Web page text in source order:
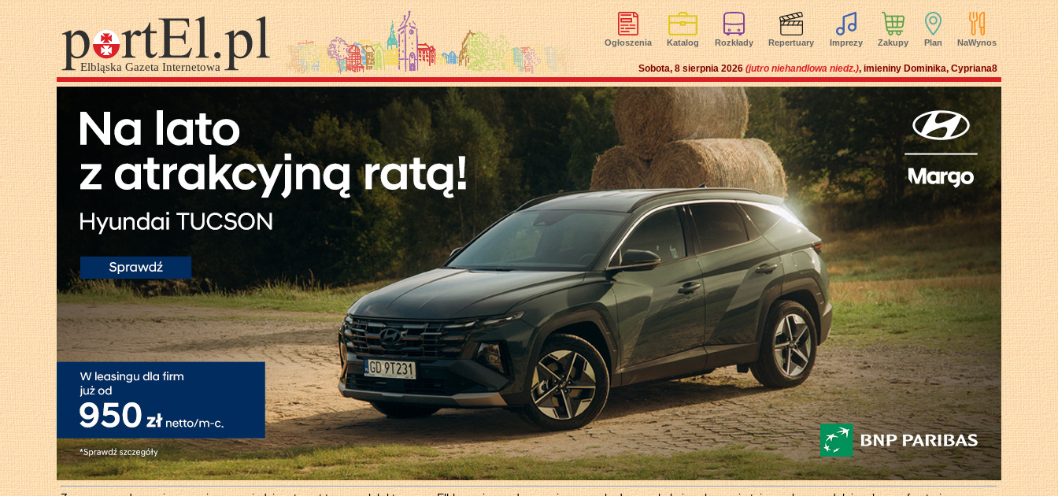
Ogłoszenia Katalog Rozkłady Repertuary Imprezy Zakupy Plan NaWynos
Sobota, 8 sierpnia 2026 (jutro niehandlowa niedz.), imieniny Dominika, Cypriana8